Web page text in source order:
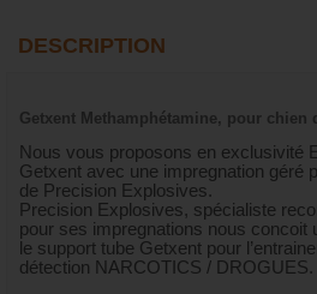
DESCRIPTION
Getxent Methamphétamine, pour chien
Nous vous proposons en exclusivité
Getxent avec une impregnation géré
de Precision Explosives.
Precision Explosives, spécialiste
pour ses impregnations nous concoit
le support tube Getxent pour
détection NARCOTICS / DROGUES.